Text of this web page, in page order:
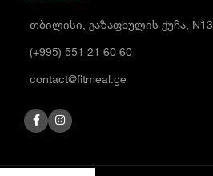
თბილისი, გაზაფხულის ქუჩა, N13
(+995) 551 21 60 60
contact@fitmeal.ge